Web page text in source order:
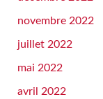
novembre 2022
juillet 2022
mai 2022
avril 2022